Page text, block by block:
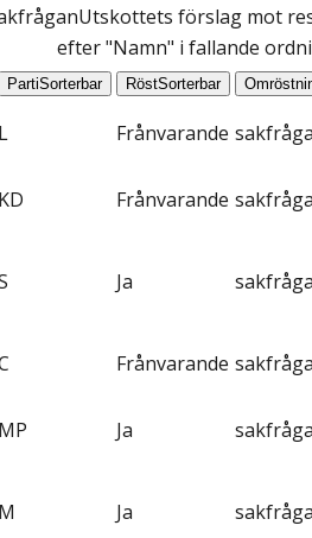
Utskottets förslag mot
efter "Namn" i fallande
PartiSorterbar RöstSorterbar
L Frånvarande
KD Frånvarande
Ja
Frånvarande
MP Ja
M Ja